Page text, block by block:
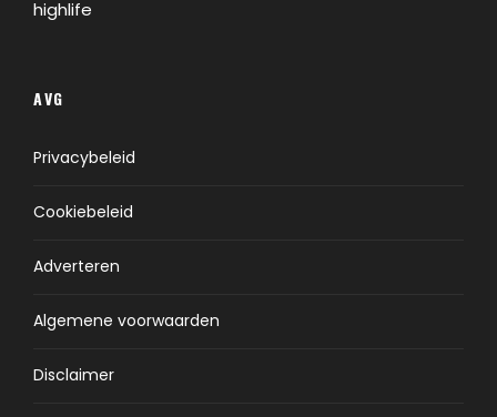
AVG
Privacybeleid
Cookiebeleid
Adverteren
Algemene voorwaarden
Disclaimer